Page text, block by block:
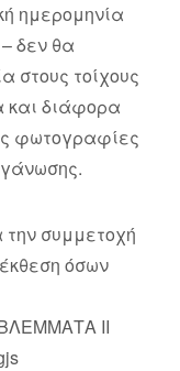
ημερομηνία
δεν θα
τοίχους
και διάφορα
φωτογραφίες
την συμμετοχή
όσων
ΙΙ